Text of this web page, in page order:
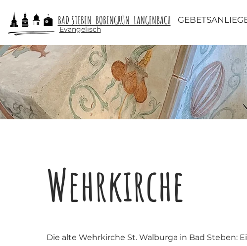
BAD STEBEN BOBENGRÜN LANGENBACH
Evangelisch
Wehrkirche
Die alte Wehrkirche St. Walburga in Bad Steben: